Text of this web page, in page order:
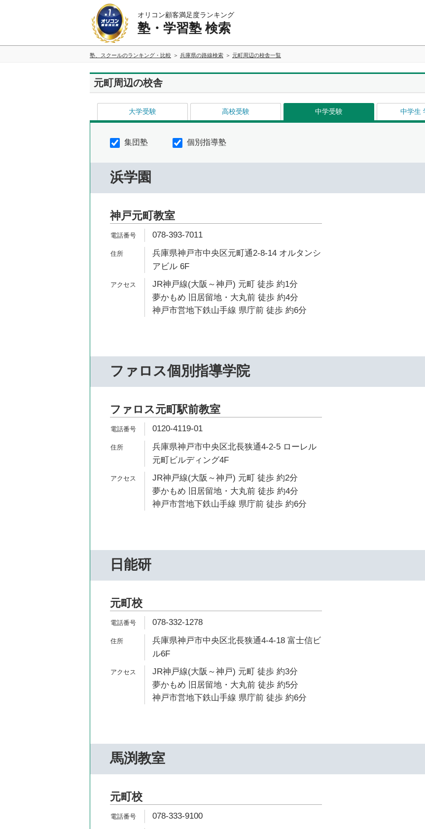
オリコン顧客満足度ランキング
塾・学習塾 検索
塾、スクールのランキング・比較 兵庫県の路線検索 元町周辺の校舎一覧
元町周辺の校舎
大学受験 高校受験 中学受験 中学生
集団塾 個別指導塾
浜学園
神戸元町教室
078-393-7011
兵庫県神戸市中央区元町通2-8-14 オルタンシ
アビル 6F
JR神戸線(大阪～神戸) 元町 徒歩 約1分
夢かもめ 旧居留地・大丸前 徒歩 約4分
神戸市営地下鉄山手線 県庁前 徒歩 約6分
ファロス個別指導学院
ファロス元町駅前教室
0120-4119-01
兵庫県神戸市中央区北長狭通4-2-5 ローレル
元町ビルディング4F
JR神戸線(大阪～神戸) 元町 徒歩 約2分
夢かもめ 旧居留地・大丸前 徒歩 約4分
神戸市営地下鉄山手線 県庁前 徒歩 約6分
日能研
元町校
078-332-1278
兵庫県神戸市中央区北長狭通4-4-18 富士信ビ
ル6F
JR神戸線(大阪～神戸) 元町 徒歩 約3分
夢かもめ 旧居留地・大丸前 徒歩 約5分
神戸市営地下鉄山手線 県庁前 徒歩 約6分
馬渕教室
元町校
078-333-9100